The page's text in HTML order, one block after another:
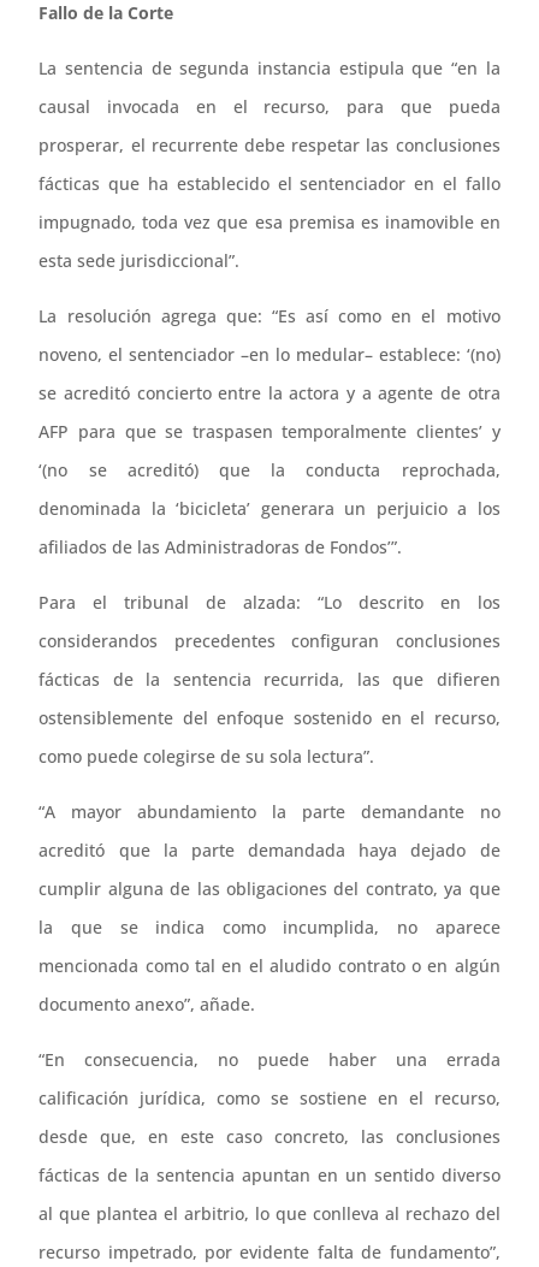
Fallo de la Corte
La sentencia de segunda instancia estipula que “en la
causal invocada en el recurso, para que pueda
prosperar, el recurrente debe respetar las conclusiones
fácticas que ha establecido el sentenciador en el fallo
impugnado, toda vez que esa premisa es inamovible en
esta sede jurisdiccional”.
La resolución agrega que: “Es así como en el motivo
noveno, el sentenciador –en lo medular– establece: ‘(no)
se acreditó concierto entre la actora y a agente de otra
AFP para que se traspasen temporalmente clientes’ y
‘(no se acreditó) que la conducta reprochada,
denominada la ‘bicicleta’ generara un perjuicio a los
afiliados de las Administradoras de Fondos’”.
Para el tribunal de alzada: “Lo descrito en los
considerandos precedentes configuran conclusiones
fácticas de la sentencia recurrida, las que difieren
ostensiblemente del enfoque sostenido en el recurso,
como puede colegirse de su sola lectura”.
“A mayor abundamiento la parte demandante no
acreditó que la parte demandada haya dejado de
cumplir alguna de las obligaciones del contrato, ya que
la que se indica como incumplida, no aparece
mencionada como tal en el aludido contrato o en algún
documento anexo”, añade.
“En consecuencia, no puede haber una errada
calificación jurídica, como se sostiene en el recurso,
desde que, en este caso concreto, las conclusiones
fácticas de la sentencia apuntan en un sentido diverso
al que plantea el arbitrio, lo que conlleva al rechazo del
recurso impetrado, por evidente falta de fundamento”,